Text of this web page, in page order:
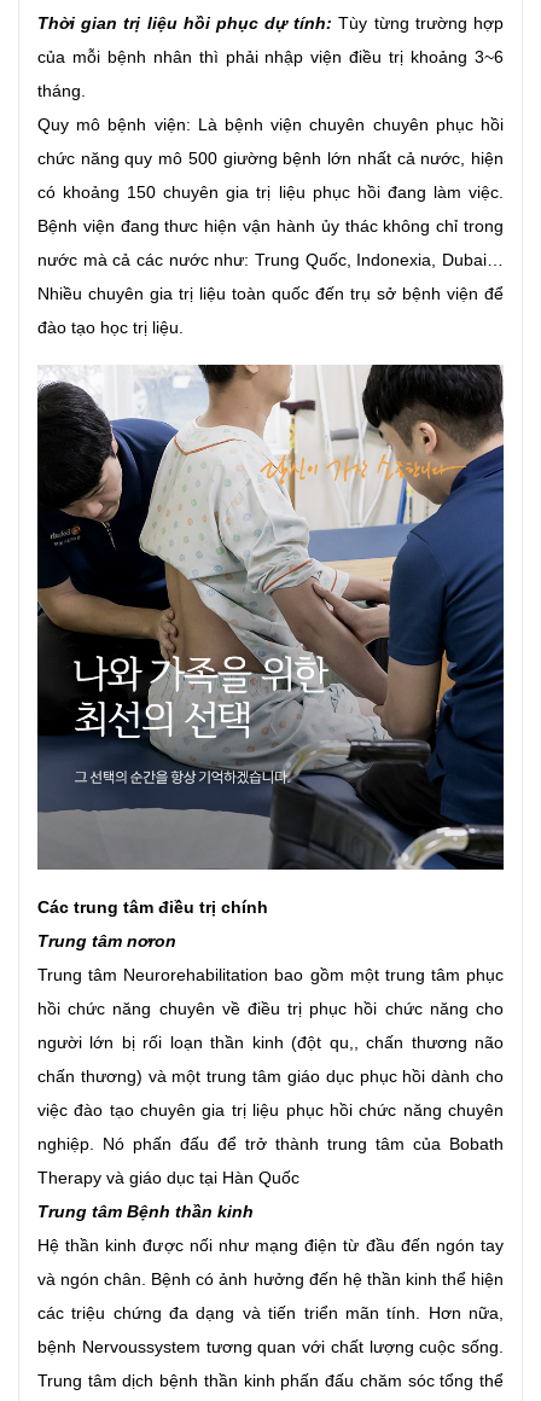
Thời gian trị liệu hồi phục dự tính: Tùy từng trường hợp
của mỗi bệnh nhân thì phải nhập viện điều trị khoảng 3~6
tháng.
Quy mô bệnh viện: Là bệnh viện chuyên chuyên phục hồi
chức năng quy mô 500 giường bệnh lớn nhất cả nước, hiện
có khoảng 150 chuyên gia trị liệu phục hồi đang làm việc.
Bệnh viện đang thưc hiện vận hành ủy thác không chỉ trong
nước mà cả các nước như: Trung Quốc, Indonexia, Dubai…
Nhiều chuyên gia trị liệu toàn quốc đến trụ sở bệnh viện để
đào tạo học trị liệu.
Các trung tâm điều trị chính
Trung tâm nơron
Trung tâm Neurorehabilitation bao gồm một trung tâm phục
hồi chức năng chuyên về điều trị phục hồi chức năng cho
người lớn bị rối loạn thần kinh (đột qu,, chấn thương não
chấn thương) và một trung tâm giáo dục phục hồi dành cho
việc đào tạo chuyên gia trị liệu phục hồi chức năng chuyên
nghiệp. Nó phấn đấu để trở thành trung tâm của Bobath
Therapy và giáo dục tại Hàn Quốc
Trung tâm Bệnh thần kinh
Hệ thần kinh được nối như mạng điện từ đầu đến ngón tay
và ngón chân. Bệnh có ảnh hưởng đến hệ thần kinh thể hiện
các triệu chứng đa dạng và tiến triển mãn tính. Hơn nữa,
bệnh Nervoussystem tương quan với chất lượng cuộc sống.
Trung tâm dịch bệnh thần kinh phấn đấu chăm sóc tổng thể